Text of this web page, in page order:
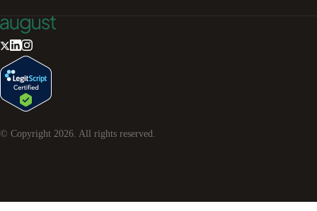
© Copyright 2026. All rights reserved.